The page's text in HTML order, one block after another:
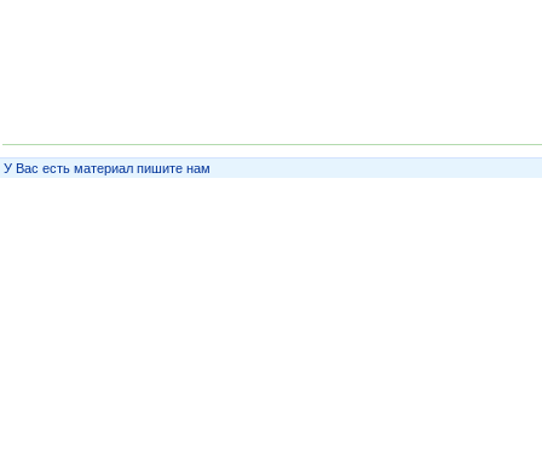
У Вас есть материал пишите нам